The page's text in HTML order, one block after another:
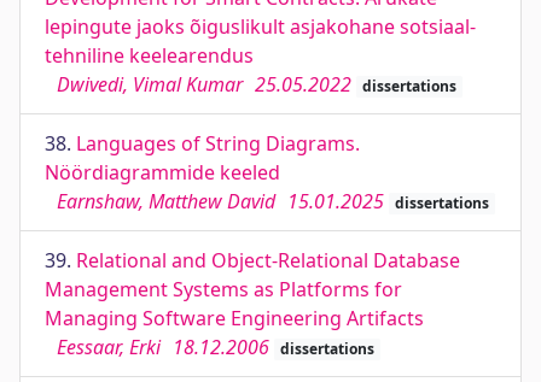
lepingute jaoks õiguslikult asjakohane sotsiaal-
tehniline keelearendus
Dwivedi, Vimal Kumar 25.05.2022 dissertations
38. Languages of String Diagrams.
Nöördiagrammide keeled
Earnshaw, Matthew David 15.01.2025 dissertations
39. Relational and Object-Relational Database
Management Systems as Platforms for
Managing Software Engineering Artifacts
Eessaar, Erki 18.12.2006 dissertations